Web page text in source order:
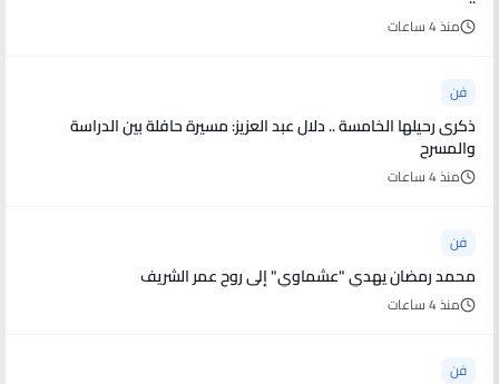
منذ 4 ساعات
فن
ذكرى رحيلها الخامسة .. دلال عبد العزيز: مسيرة حافلة بين الدراسة
والمسرح
منذ 4 ساعات
فن
محمد رمضان يهدي "عشماوي" إلى روح عمر الشريف
منذ 4 ساعات
فن